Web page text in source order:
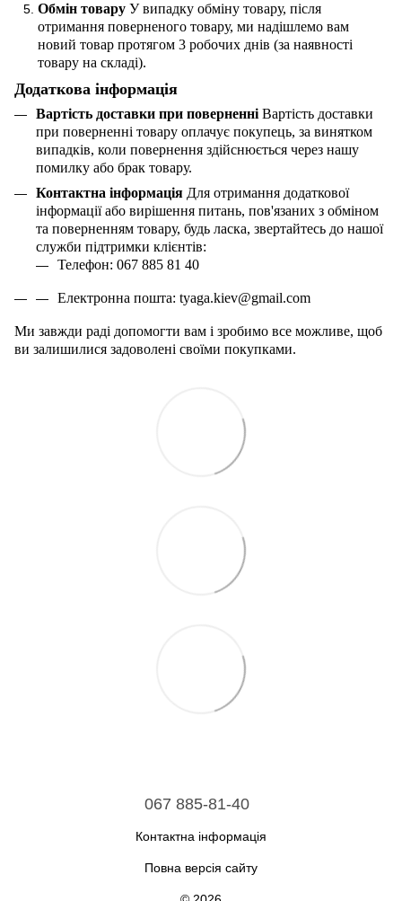
Обмін товару У випадку обміну товару, після
отримання поверненого товару, ми надішлемо вам
новий товар протягом 3 робочих днів (за наявності
товару на складі).
Додаткова інформація
Вартість доставки при поверненні Вартість доставки
при поверненні товару оплачує покупець, за винятком
випадків, коли повернення здійснюється через нашу
помилку або брак товару.
Контактна інформація Для отримання додаткової
інформації або вирішення питань, пов'язаних з обміном
та поверненням товару, будь ласка, звертайтесь до нашої
служби підтримки клієнтів:
Телефон: 067 885 81 40
Електронна пошта: tyaga.kiev@gmail.com
Ми завжди раді допомогти вам і зробимо все можливе, щоб
ви залишилися задоволені своїми покупками.
067 885-81-40
Контактна інформація
Повна версія сайту